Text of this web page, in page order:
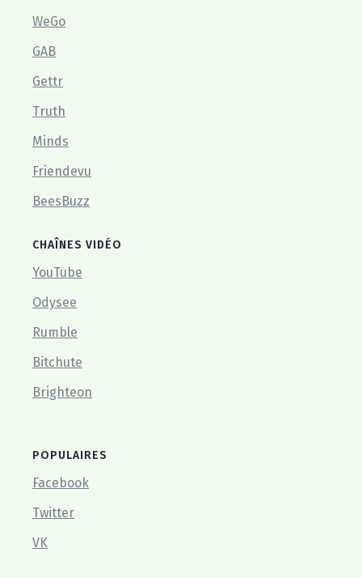
WeGo
GAB
Gettr
Truth
Minds
Friendevu
BeesBuzz
CHAÎNES VIDÉO
YouTube
Odysee
Rumble
Bitchute
Brighteon
POPULAIRES
Facebook
Twitter
VK